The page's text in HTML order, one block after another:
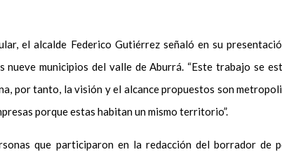
el alcalde Federico Gutiérrez señaló en su
nueve municipios del valle de Aburrá. “Este trabajo se
por tanto, la visión y el alcance propuestos son
porque estas habitan un mismo territorio”.
que participaron en la redacción del borrador de